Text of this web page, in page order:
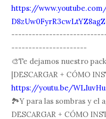
https://
----------------------
🎨Te dejamos nuestro
|DESCARGAR + CÓMO
https://youtu.be/
🏞Y para las sombras y el
DESCARGAR + CÓMO